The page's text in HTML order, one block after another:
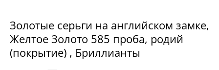
Золотые серьги на английском замке,
Желтое Золото 585 проба, родий
(покрытие) , Бриллианты